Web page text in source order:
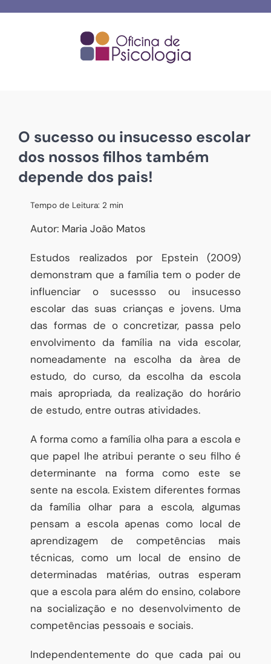
O sucesso ou insucesso escolar
dos nossos filhos também
depende dos pais!
Tempo de Leitura: 2 min
Autor: Maria João Matos
Estudos realizados por Epstein (2009)
demonstram que a família tem o poder de
influenciar o sucessso ou insucesso
escolar das suas crianças e jovens. Uma
das formas de o concretizar, passa pelo
envolvimento da família na vida escolar,
nomeadamente na escolha da àrea de
estudo, do curso, da escolha da escola
mais apropriada, da realização do horário
de estudo, entre outras atividades.
A forma como a família olha para a escola e
que papel lhe atribui perante o seu filho é
determinante na forma como este se
sente na escola. Existem diferentes formas
da família olhar para a escola, algumas
pensam a escola apenas como local de
aprendizagem de competências mais
técnicas, como um local de ensino de
determinadas matérias, outras esperam
que a escola para além do ensino, colabore
na socialização e no desenvolvimento de
competências pessoais e sociais.
Independentemente do que cada pai ou